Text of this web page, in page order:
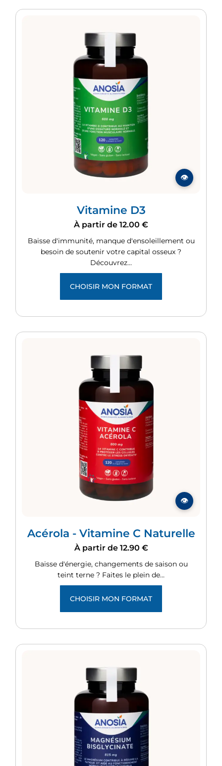
Vitamine D3
À partir de 12.00 €
Baisse d'immunité, manque d'ensoleillement ou
besoin de soutenir votre capital osseux ?
Découvrez…
Acérola - Vitamine C Naturelle
À partir de 12.90 €
Baisse d'énergie, changements de saison ou
teint terne ? Faites le plein de…